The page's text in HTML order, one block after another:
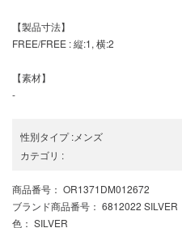
【製品寸法】
FREE/FREE : 縦:1, 横:2
【素材】
-
性別タイプ:メンズ
カテゴリ :
商品番号 ： OR1371DM012672
ブランド商品番号 ： 6812022 SILVER
色 ： SILVER